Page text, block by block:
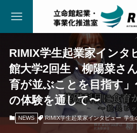
RIMIX学生起業家インタ
館大学2回生・柳陽菜さ
育が並ぶことを目指す
の体験を通して〜
NEWS RIMIX学生起業家インタビュー 学生